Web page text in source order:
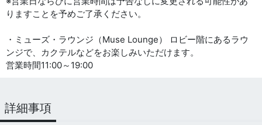
りますことを予めご了承ください。
・ミューズ・ラウンジ（Muse Lounge） ロビー階にあるラウ
ンジで、カクテルなどをお楽しみいただけます。
営業時間11:00～19:00
詳細事項